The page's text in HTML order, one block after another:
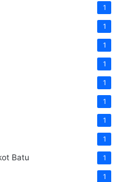
1
1
1
1
1
1
1
1
Batu 1
1